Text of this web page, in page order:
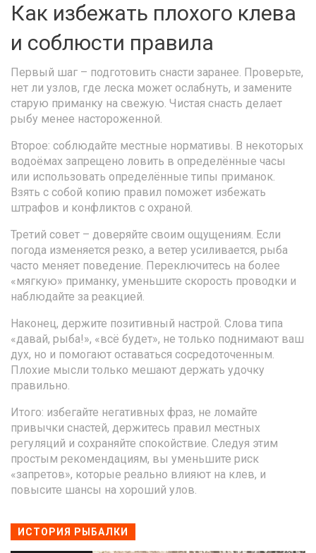
Как избежать плохого клева
и соблюсти правила
Первый шаг – подготовить снасти заранее. Проверьте,
нет ли узлов, где леска может ослабнуть, и замените
старую приманку на свежую. Чистая снасть делает
рыбу менее настороженной.
Второе: соблюдайте местные нормативы. В некоторых
водоёмах запрещено ловить в определённые часы
или использовать определённые типы приманок.
Взять с собой копию правил поможет избежать
штрафов и конфликтов с охраной.
Третий совет – доверяйте своим ощущениям. Если
погода изменяется резко, а ветер усиливается, рыба
часто меняет поведение. Переключитесь на более
«мягкую» приманку, уменьшите скорость проводки и
наблюдайте за реакцией.
Наконец, держите позитивный настрой. Слова типа
«давай, рыба!», «всё будет», не только поднимают ваш
дух, но и помогают оставаться сосредоточенным.
Плохие мысли только мешают держать удочку
правильно.
Итого: избегайте негативных фраз, не ломайте
привычки снастей, держитесь правил местных
регуляций и сохраняйте спокойствие. Следуя этим
простым рекомендациям, вы уменьшите риск
«запретов», которые реально влияют на клев, и
повысите шансы на хороший улов.
ИСТОРИЯ РЫБАЛКИ